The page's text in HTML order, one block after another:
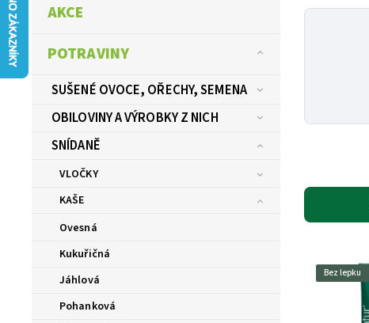
AKCE
POTRAVINY
SUŠENÉ OVOCE, OŘECHY, SEMENA
OBILOVINY A VÝROBKY Z NICH
SNÍDANĚ
VLOČKY
KAŠE
Ovesná
Kukuřičná
Jáhlová
Pohanková
Bez lepku